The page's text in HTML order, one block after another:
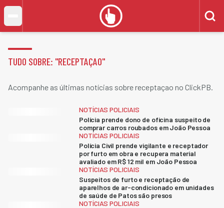
TUDO SOBRE: "RECEPTAÇAO"
Acompanhe as últimas notícias sobre receptaçao no ClickPB.
NOTÍCIAS POLICIAIS
Polícia prende dono de oficina suspeito de
comprar carros roubados em João Pessoa
NOTÍCIAS POLICIAIS
Polícia Civil prende vigilante e receptador
por furto em obra e recupera material
avaliado em R$ 12 mil em João Pessoa
NOTÍCIAS POLICIAIS
Suspeitos de furto e receptação de
aparelhos de ar-condicionado em unidades
de saúde de Patos são presos
NOTÍCIAS POLICIAIS